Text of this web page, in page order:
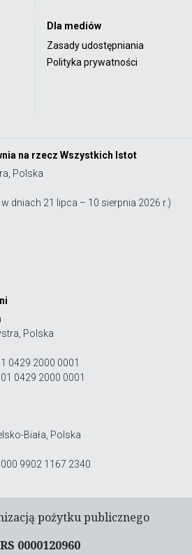
Dla mediów
Zasady udostępniania
Polityka prywatności
na rzecz Wszystkich Istot
Polska
dniach 21 lipca – 10 sierpnia 2026 r.)
Polska
0429 2000 0001
0429 2000 0001
Biała, Polska
9902 1167 2340
pożytku publicznego
0000120960